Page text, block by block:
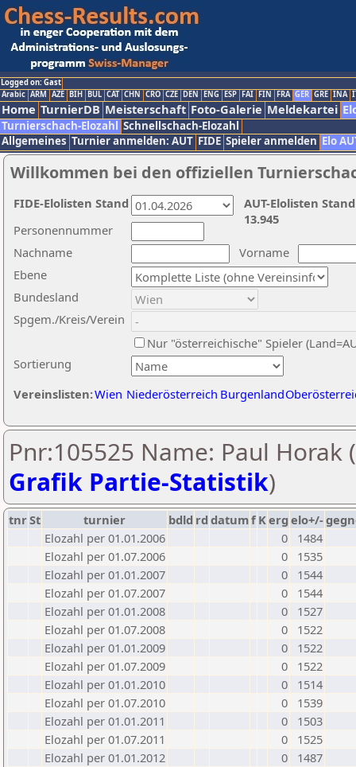
Logged on: Gast
Arabic ARM AZE BIH BUL CAT CHN CRO CZE DEN ENG ESP FAI FIN FRA GER GRE INA
Home TurnierDB Meisterschaft Foto-Galerie Meldekartei
Turnierschach-Elozahl Schnellschach-Elozahl
Allgemeines Turnier anmelden: AUT FIDE Spieler anmelden Elo
Willkommen bei den offiziellen
Nachname
Vorname
Ebene
Sortierung
Personennummer
Bundesland
Spgem./Kreis/Verein
Nur "österreichische" Spieler
Vereinslisten:Wien Niederösterreich Burgenland
AUT-Elolisten
13.945
FIDE-Elolisten Stand
Pnr:105525 Name: Paul Horak (
Grafik Partie-Statistik)
tnrSt turnier bdld rd datumf Kerg elo+/-
Elozahl per 01.01.2006
0
1484
Elozahl per 01.07.2006
0
1535
Elozahl per 01.01.2007
0
1544
Elozahl per 01.07.2007
0
1544
Elozahl per 01.01.2008
0
1527
Elozahl per 01.07.2008
0
1522
Elozahl per 01.01.2009
0
1522
Elozahl per 01.07.2009
0
1522
Elozahl per 01.01.2010
0
1514
Elozahl per 01.07.2010
0
1539
Elozahl per 01.01.2011
0
1503
Elozahl per 01.07.2011
0
1525
Elozahl per 01.01.2012
0
1487